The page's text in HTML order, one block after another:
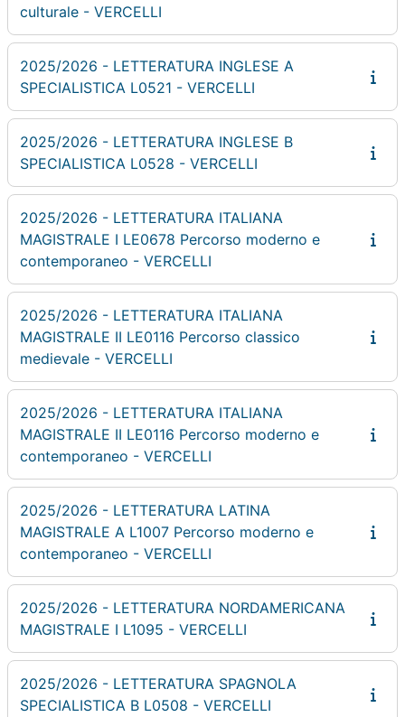
culturale - VERCELLI
2025/2026 - LETTERATURA INGLESE A
SPECIALISTICA L0521 - VERCELLI
2025/2026 - LETTERATURA INGLESE B
SPECIALISTICA L0528 - VERCELLI
2025/2026 - LETTERATURA ITALIANA
MAGISTRALE I LE0678 Percorso moderno e
contemporaneo - VERCELLI
2025/2026 - LETTERATURA ITALIANA
MAGISTRALE II LE0116 Percorso classico
medievale - VERCELLI
2025/2026 - LETTERATURA ITALIANA
MAGISTRALE II LE0116 Percorso moderno e
contemporaneo - VERCELLI
2025/2026 - LETTERATURA LATINA
MAGISTRALE A L1007 Percorso moderno e
contemporaneo - VERCELLI
2025/2026 - LETTERATURA NORDAMERICANA
MAGISTRALE I L1095 - VERCELLI
2025/2026 - LETTERATURA SPAGNOLA
SPECIALISTICA B L0508 - VERCELLI